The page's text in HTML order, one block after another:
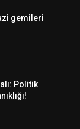
gemileri
Politik